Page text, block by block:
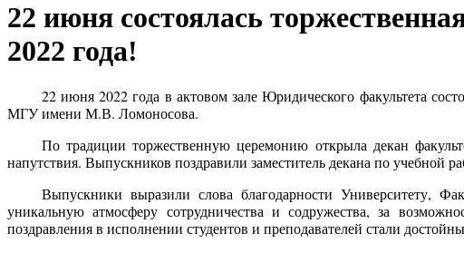
22 июня состоялась
2022 года!
22 июня 2022 года в актовом зале Юридического факультета
МГУ имени М.В. Ломоносова.
По традиции торжественную церемонию открыла декан
напутствия. Выпускников поздравили заместитель декана по учебной
Выпускники выразили слова благодарности Университету,
уникальную атмосферу сотрудничества и содружества, за
поздравления в исполнении студентов и преподавателей стали